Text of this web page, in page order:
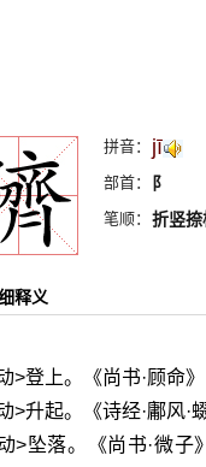
拼音： jī
部首： 阝
笔顺： 折竖
释义
>登上。《尚书·顾命
>升起。《诗经·鄘风·
>坠落。《尚书·微子